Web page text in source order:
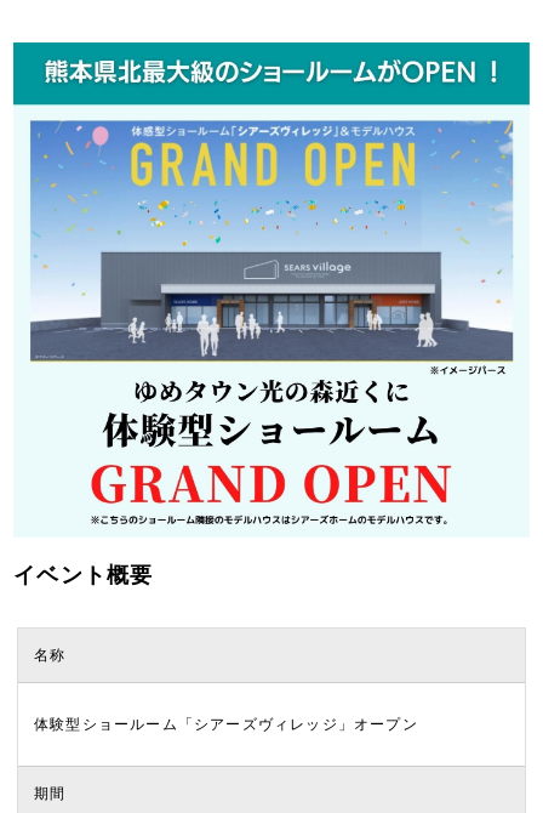
イベント概要
名称
体験型ショールーム「シアーズヴィレッジ」オープン
期間